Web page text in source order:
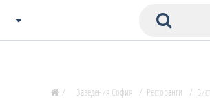
/ Заведения София / Ресторанти /